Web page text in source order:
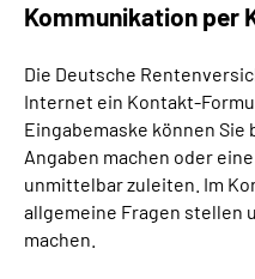
Mein
Kommunikation per
Die Deutsche
Internet ein Kontakt-
Eingabemaske können
Angaben machen oder
unmittelbar zuleiten. Im
allgemeine Fragen stellen
machen.